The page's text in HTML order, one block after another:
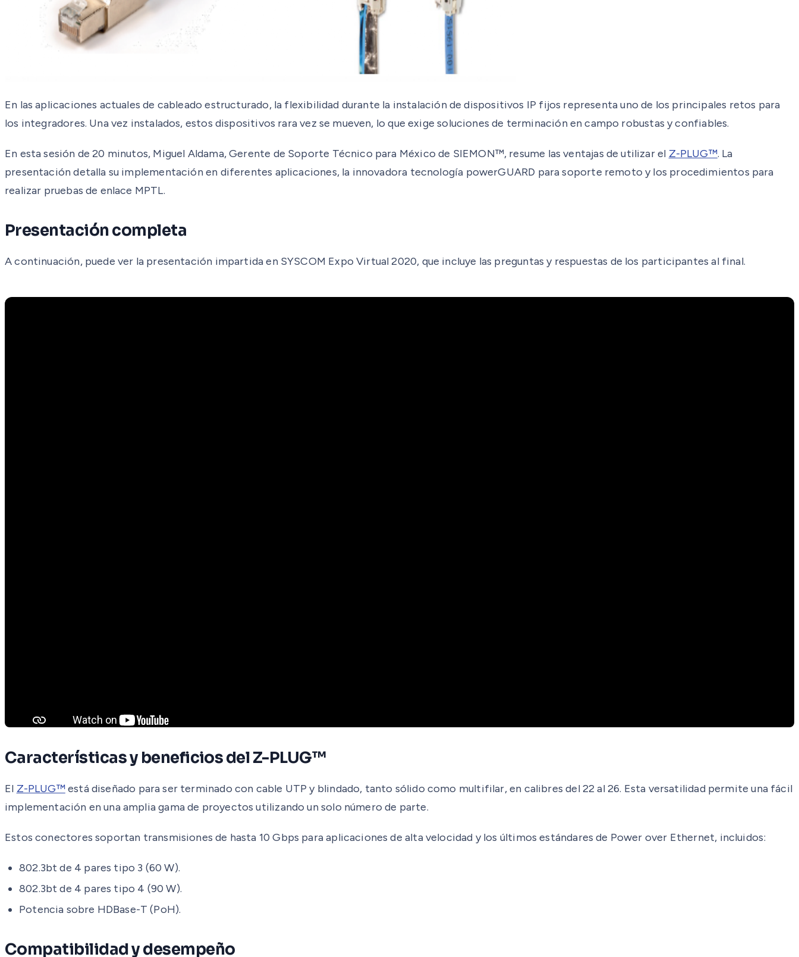
En las aplicaciones actuales de cableado estructurado, la flexibilidad durante la instalación de dispositivos IP fijos representa uno de los principales retos para
los integradores. Una vez instalados, estos dispositivos rara vez se mueven, lo que exige soluciones de terminación en campo robustas y confiables.
En esta sesión de 20 minutos, Miguel Aldama, Gerente de Soporte Técnico para México de SIEMON™, resume las ventajas de utilizar el Z-PLUG™. La
presentación detalla su implementación en diferentes aplicaciones, la innovadora tecnología powerGUARD para soporte remoto y los procedimientos para
realizar pruebas de enlace MPTL.
Presentación completa
A continuación, puede ver la presentación impartida en SYSCOM Expo Virtual 2020, que incluye las preguntas y respuestas de los participantes al final.
Características y beneficios del Z-PLUG™
El Z-PLUG™está diseñado para ser terminado con cable UTP y blindado, tanto sólido como multifilar, en calibres del 22 al 26. Esta versatilidad permite una fácil
implementación en una amplia gama de proyectos utilizando un solo número de parte.
Estos conectores soportan transmisiones de hasta 10 Gbps para aplicaciones de alta velocidad y los últimos estándares de Power over Ethernet, incluidos:
802.3bt de 4 pares tipo 3 (60 W).
802.3bt de 4 pares tipo 4 (90 W).
Potencia sobre HDBase-T (PoH).
Compatibilidad y desempeño